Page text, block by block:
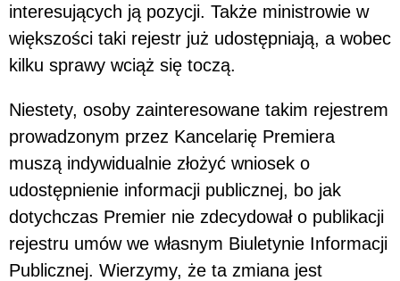
interesujących ją pozycji. Także ministrowie w
większości taki rejestr już udostępniają, a wobec
kilku sprawy wciąż się toczą.
Niestety, osoby zainteresowane takim rejestrem
prowadzonym przez Kancelarię Premiera
muszą indywidualnie złożyć wniosek o
udostępnienie informacji publicznej, bo jak
dotychczas Premier nie zdecydował o publikacji
rejestru umów we własnym Biuletynie Informacji
Publicznej. Wierzymy, że ta zmiana jest